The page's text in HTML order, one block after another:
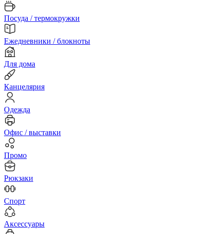
Посуда / термокружки
Ежедневники / блокноты
Для дома
Канцелярия
Одежда
Офис / выставки
Промо
Рюкзаки
Спорт
Аксессуары